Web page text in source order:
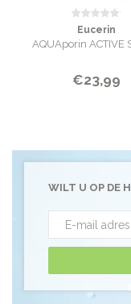
Eucerin
AQUAporin ACTIVE
€23,99
WILT U OP DE